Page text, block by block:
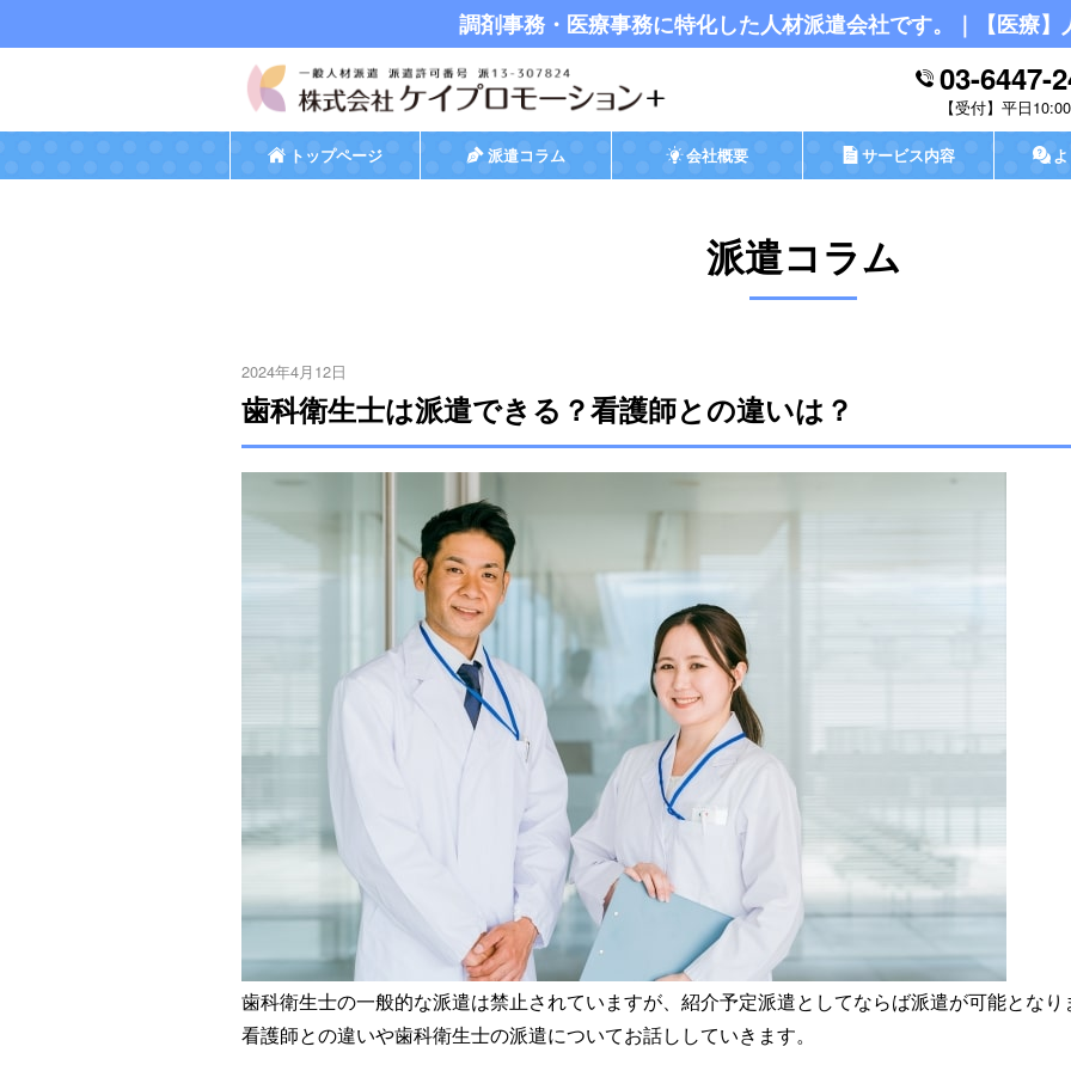
調剤事務・医療事務に特化した人材派遣会社です。｜【医療】
03-6447-
平日
トップページ 派遣コラム 会社概要 サービス内容
派遣コラム
2024年4月12日
歯科衛生士は派遣できる？看護師との違いは？
歯科衛生士の一般的な派遣は禁止されていますが、紹介予定派遣としてならば派遣が可能となり
看護師との違いや歯科衛生士の派遣についてお話ししていきます。